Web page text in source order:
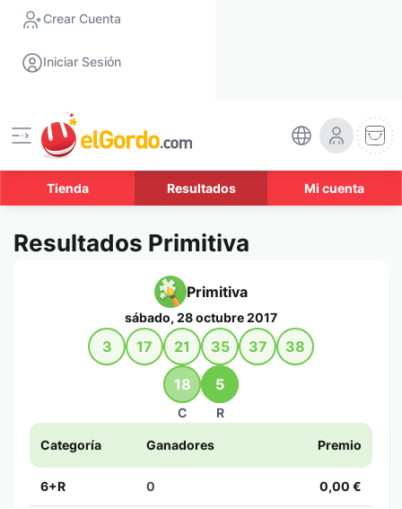
Crear Cuenta
Iniciar Sesión
Tienda Resultados Mi cuenta
Resultados Primitiva
Primitiva
sábado, 28 octubre 2017
3 17 21 35 37 38
18
C
5
R
Categoría Ganadores Premio
6+R 0 0,00 €